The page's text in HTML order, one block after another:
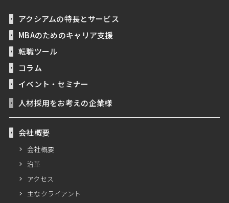
アクシアムの特長とサービス
MBAのためのキャリア支援
転職ツール
コラム
イベント・セミナー
人材採用をお考えの企業様
会社概要
会社概要
沿革
アクセス
主なクライアント